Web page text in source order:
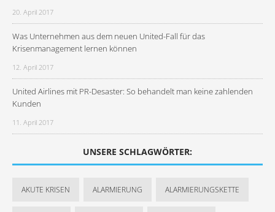
20. April 2017
Was Unternehmen aus dem neuen United-Fall für das
Krisenmanagement lernen können
12. April 2017
United Airlines mit PR-Desaster: So behandelt man keine zahlenden
Kunden
11. April 2017
UNSERE SCHLAGWÖRTER:
AKUTE KRISEN ALARMIERUNG ALARMIERUNGSKETTE